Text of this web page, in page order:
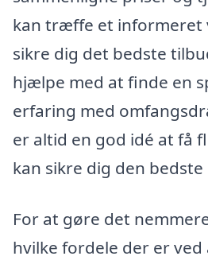
kan træffe et informeret
sikre dig det bedste
hjælpe med at finde en
erfaring med
er altid en god idé at få
kan sikre dig den
For at gøre det
hvilke fordele der er